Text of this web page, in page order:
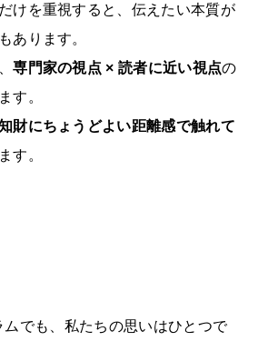
けを重視すると、伝えたい本質が
あります。
専門家の視点 × 読者に近い視点の
す。
財にちょうどよい距離感で触れて
す。
ムでも、私たちの思いはひとつで